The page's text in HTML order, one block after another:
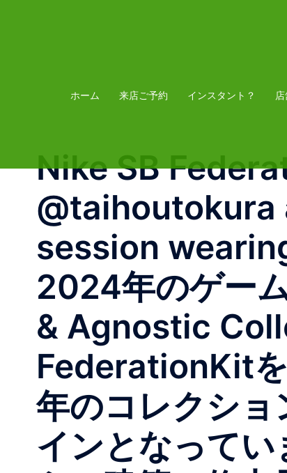
ホーム 来店ご予約 インスタント？
Nike SB
@taihoutokura
session
2024年のゲー
& Agnostic
FederationKit
年のコレクシ
インとなって